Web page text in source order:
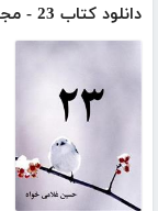
دانلود کتاب 23 - مجموعه شعر